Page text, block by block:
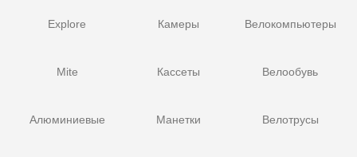
Explore
Mite
Алюминиевые
Камеры
Кассеты
Манетки
Велокомпьютеры
Велообувь
Велотрусы